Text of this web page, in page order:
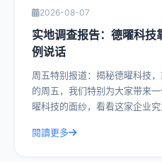
2026-08-07
实地调查报告：德曜科技
例说话
周五特别报道：揭秘德曜科技，靠谱与
的周五，我们特别为大家带来
曜科技的面纱，看看这家企业
閱讀更多